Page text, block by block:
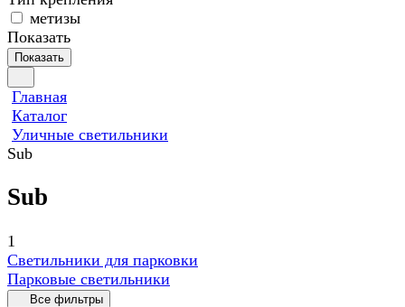
метизы
Показать
Показать
Главная
Каталог
Уличные светильники
Sub
Sub
1
Светильники для парковки
Парковые светильники
Все фильтры